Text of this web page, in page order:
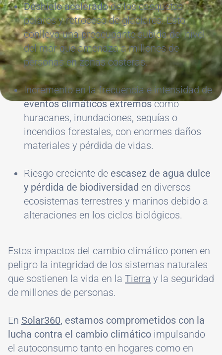
Deshielo aceleradode los casquetes
polares y retroceso de glaciares. Esto
conlleva una preocupante subida del nivel
del mar que amenaza a millones de
personas en zonas costeras.
Incremento en la frecuencia e intensidad de
eventos climáticos extremoscomo
huracanes, inundaciones, sequías o
incendios forestales, con enormes daños
materiales y pérdida de vidas.
Riesgo creciente de escasez de agua dulce
y pérdida de biodiversidad en diversos
ecosistemas terrestres y marinos debido a
alteraciones en los ciclos biológicos.
Estos impactos del cambio climático ponen en
peligro la integridad de los sistemas naturales
que sostienen la vida en la Tierra y la seguridad
de millones de personas.
En Solar360, estamos comprometidos con la
lucha contra el cambio climático impulsando
el autoconsumo tanto en hogares como en